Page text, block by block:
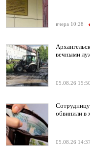
вчера 10:28
вечными
05.08.26 15:50
Сотрудницу
обвинили в
05.08.26 14:37